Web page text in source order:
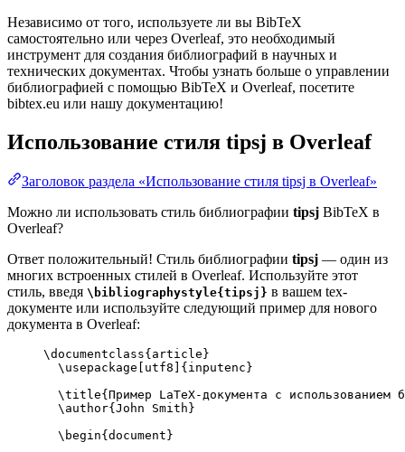
Независимо от того, используете ли вы BibTeX
самостоятельно или через Overleaf, это необходимый
инструмент для создания библиографий в научных и
технических документах. Чтобы узнать больше о управлении
библиографией с помощью BibTeX и Overleaf, посетите
bibtex.eu или нашу документацию!
Использование стиля tipsj в Overleaf
Заголовок раздела «Использование стиля tipsj в Overleaf»
Можно ли использовать стиль библиографии tipsj BibTeX в
Overleaf?
Ответ положительный! Стиль библиографии tipsj — один из
многих встроенных стилей в Overleaf. Используйте этот
стиль, введя \bibliographystyle{tipsj} в вашем tex-
документе или используйте следующий пример для нового
документа в Overleaf:
\documentclass{ article }
\usepackage
utf8 ]{ inputenc }
\title{Пример LaTeX-документа с
\author{John Smith}
\begin{ document }